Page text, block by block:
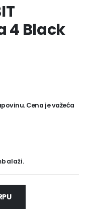
4 Black
Cena je važeća